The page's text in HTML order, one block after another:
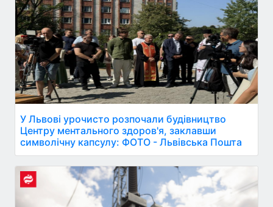
У Львові урочисто розпочали будівництво
Центру ментального здоров'я, заклавши
символічну капсулу: ФОТО - Львівська Пошта